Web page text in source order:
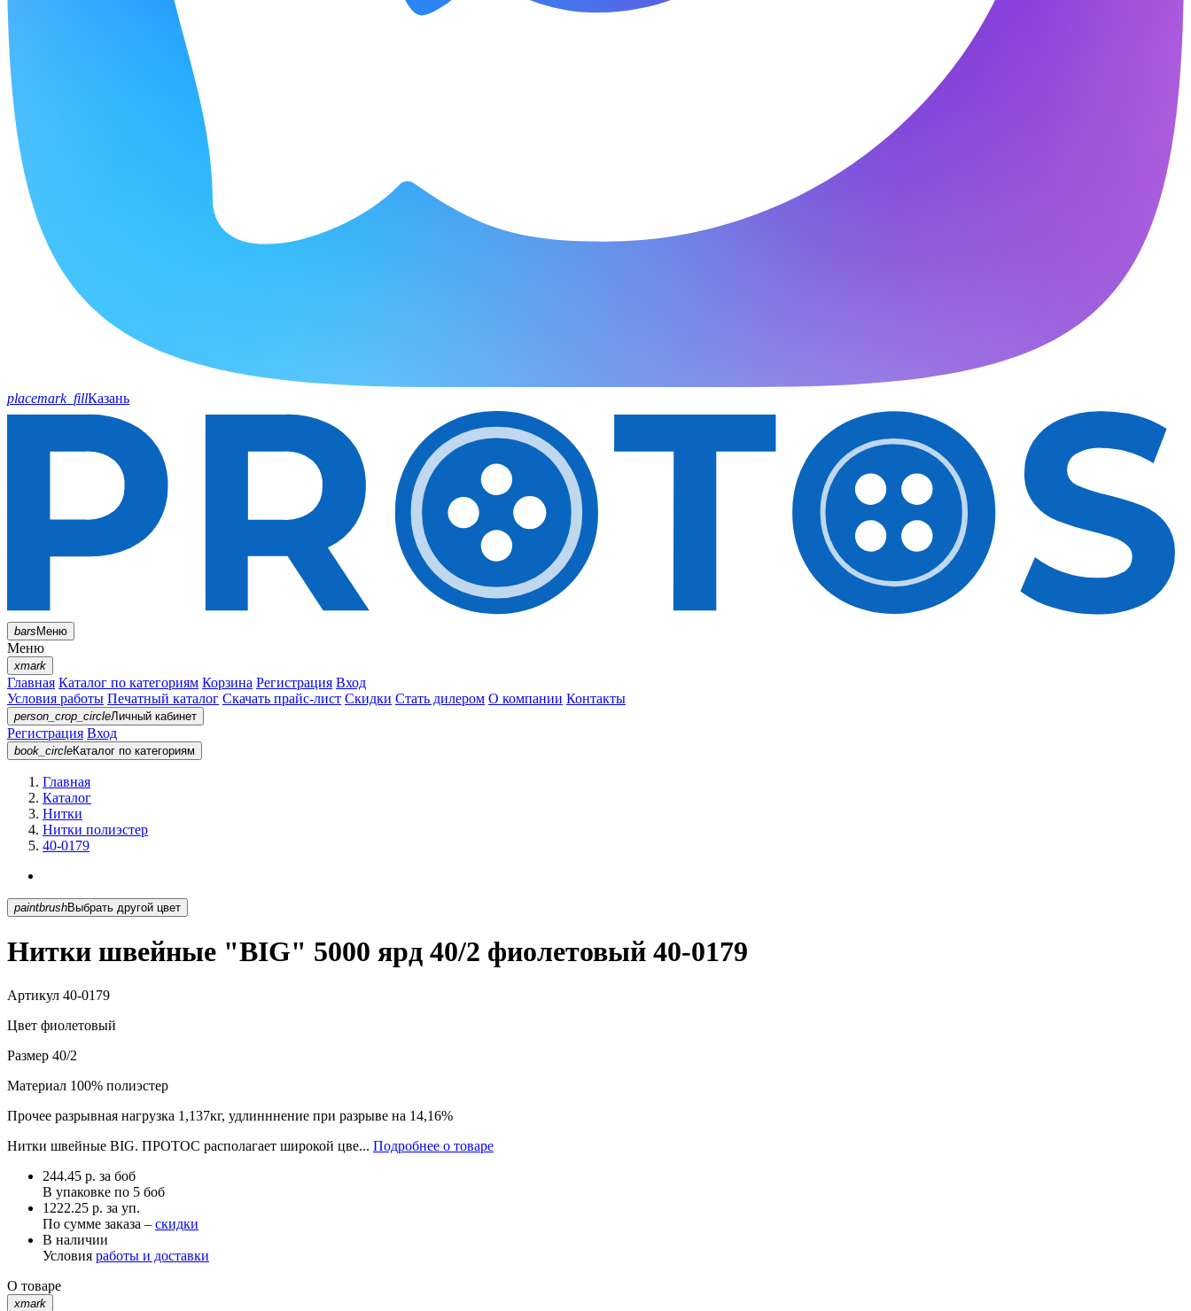
placemark_fillКазань
barsМеню
Меню
xmark
Главная Каталог по категориям Корзина Регистрация Вход
Условия работы Печатный каталог Скачать прайс-лист Скидки Стать дилером О компании Контакты
person_crop_circleЛичный кабинет
Регистрация Вход
book_circleКаталог по категориям
Главная
Каталог
Нитки
Нитки полиэстер
40-0179
paintbrush Выбрать другой цвет
Нитки швейные "BIG" 5000 ярд 40/2 фиолетовый 40-0179
Артикул 40-0179
Цвет фиолетовый
Размер 40/2
Материал 100% полиэстер
Прочее разрывная нагрузка 1,137кг, удлинннение при разрыве на 14,16%
Нитки швейные BIG. ПРОТОС располагает широкой цве... Подробнее о товаре
244.45 р. за боб
В упаковке по 5 боб
1222.25 р. за уп.
По сумме заказа – скидки
В наличии
Условия работы и доставки
О товаре
xmark